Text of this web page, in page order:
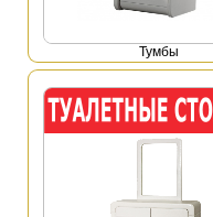
Тумбы